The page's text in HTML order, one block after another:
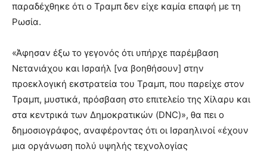
παραδέχθηκε ότι ο Τραμπ δεν είχε καμία επαφή με τη
Ρωσία.
«Άφησαν έξω το γεγονός ότι υπήρχε παρέμβαση
Νετανιάχου και Ισραήλ [να βοηθήσουν] στην
προεκλογική εκστρατεία του Τραμπ, που παρείχε στον
Τραμπ, μυστικά, πρόσβαση στο επιτελείο της Χίλαρυ και
στα κεντρικά των Δημοκρατικών (DNC)», θα πει ο
δημοσιογράφος, αναφέροντας ότι οι Ισραηλινοί «έχουν
μια οργάνωση πολύ υψηλής τεχνολογίας